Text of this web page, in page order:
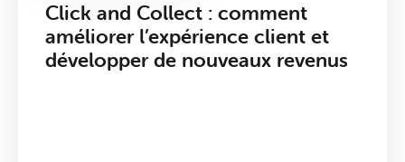
Click and Collect : comment
améliorer l’expérience client et
développer de nouveaux revenus